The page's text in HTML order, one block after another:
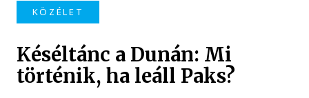
KÖZÉLET
Késéltánc a Dunán: Mi
történik, ha leáll Paks?